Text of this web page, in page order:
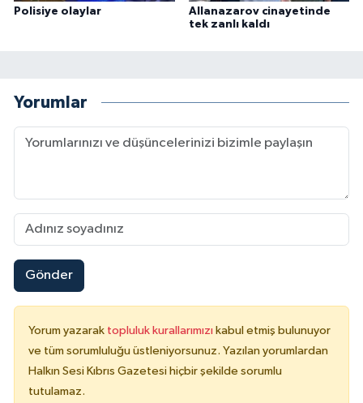
Polisiye olaylar
Allanazarov cinayetinde
tek zanlı kaldı
Yorumlar
Gönder
Yorum yazarak topluluk kurallarımızı kabul etmiş bulunuyor
ve tüm sorumluluğu üstleniyorsunuz. Yazılan yorumlardan
Halkın Sesi Kıbrıs Gazetesi hiçbir şekilde sorumlu
tutulamaz.